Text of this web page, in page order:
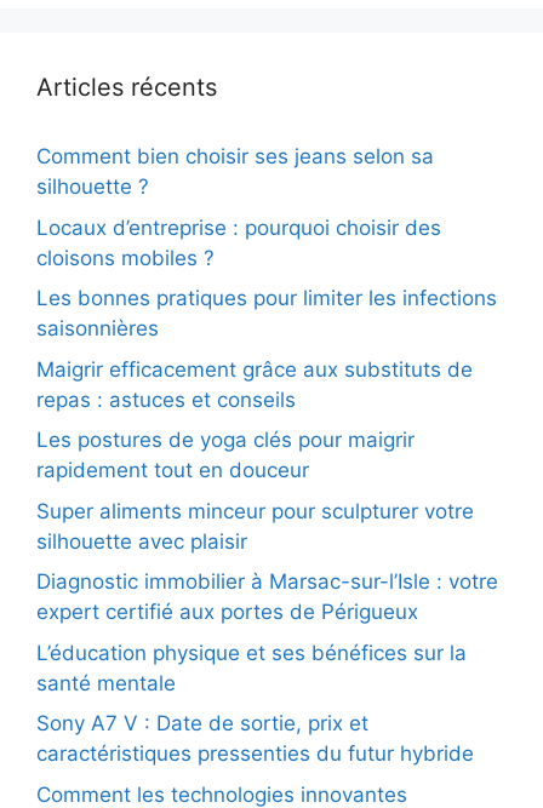
Articles récents
Comment bien choisir ses jeans selon sa
silhouette ?
Locaux d’entreprise : pourquoi choisir des
cloisons mobiles ?
Les bonnes pratiques pour limiter les infections
saisonnières
Maigrir efficacement grâce aux substituts de
repas : astuces et conseils
Les postures de yoga clés pour maigrir
rapidement tout en douceur
Super aliments minceur pour sculpturer votre
silhouette avec plaisir
Diagnostic immobilier à Marsac-sur-l’Isle : votre
expert certifié aux portes de Périgueux
L’éducation physique et ses bénéfices sur la
santé mentale
Sony A7 V : Date de sortie, prix et
caractéristiques pressenties du futur hybride
Comment les technologies innovantes